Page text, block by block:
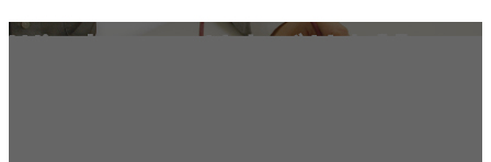
Windowsのリカバリを誤って